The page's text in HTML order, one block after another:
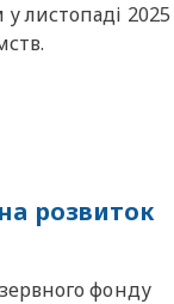
листопаді 2025
розвиток
фонду